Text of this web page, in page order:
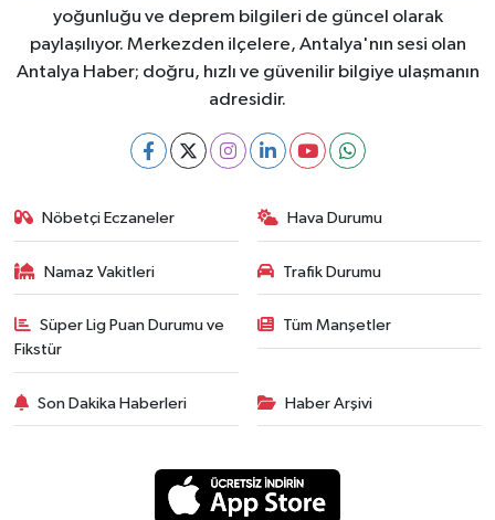
yoğunluğu ve deprem bilgileri de güncel olarak
paylaşılıyor. Merkezden ilçelere, Antalya'nın sesi olan
Antalya Haber; doğru, hızlı ve güvenilir bilgiye ulaşmanın
adresidir.
Nöbetçi Eczaneler Hava Durumu
Namaz Vakitleri Trafik Durumu
Süper Lig Puan Durumu ve
Fikstür
Tüm Manşetler
Son Dakika Haberleri Haber Arşivi